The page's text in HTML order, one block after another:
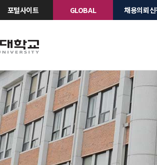
포털사이트 GLOBAL 채용의뢰신